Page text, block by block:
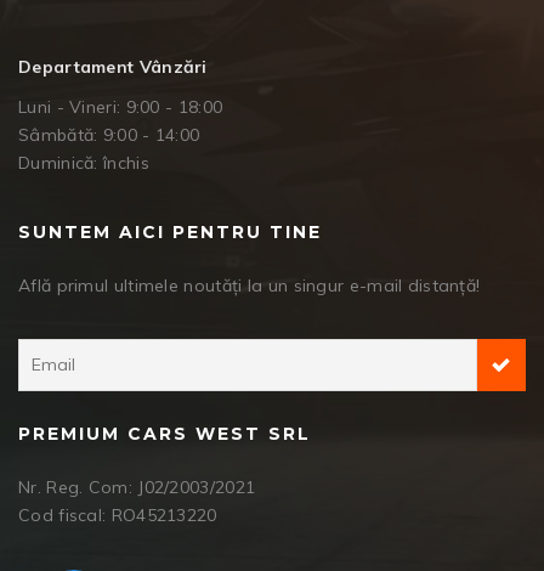
Departament Vânzări
Luni - Vineri: 9:00 - 18:00
Sâmbătă: 9:00 - 14:00
Duminică: închis
SUNTEM AICI PENTRU TINE
Află primul ultimele noutăți la un singur e-mail distanță!
PREMIUM CARS WEST SRL
Nr. Reg. Com: J02/2003/2021
Cod fiscal: RO45213220